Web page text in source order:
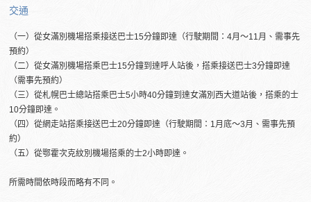
交通
（一）從女滿別機場搭乘接送巴士15分鐘即達（行駛期間：4月～11月、需事先
預約）
（二）從女滿別機場搭乘巴士15分鐘到達呼人站後，搭乘接送巴士3分鐘即達
（需事先預約）
（三）從札幌巴士總站搭乘巴士5小時40分鐘到達女滿別西大道站後，搭乘的士
10分鐘即達。
（四）從網走站搭乘接送巴士20分鐘即達（行駛期間：1月底～3月、需事先預
約）
（五）從鄂霍次克紋別機場搭乘的士2小時即達。
所需時間依時段而略有不同。